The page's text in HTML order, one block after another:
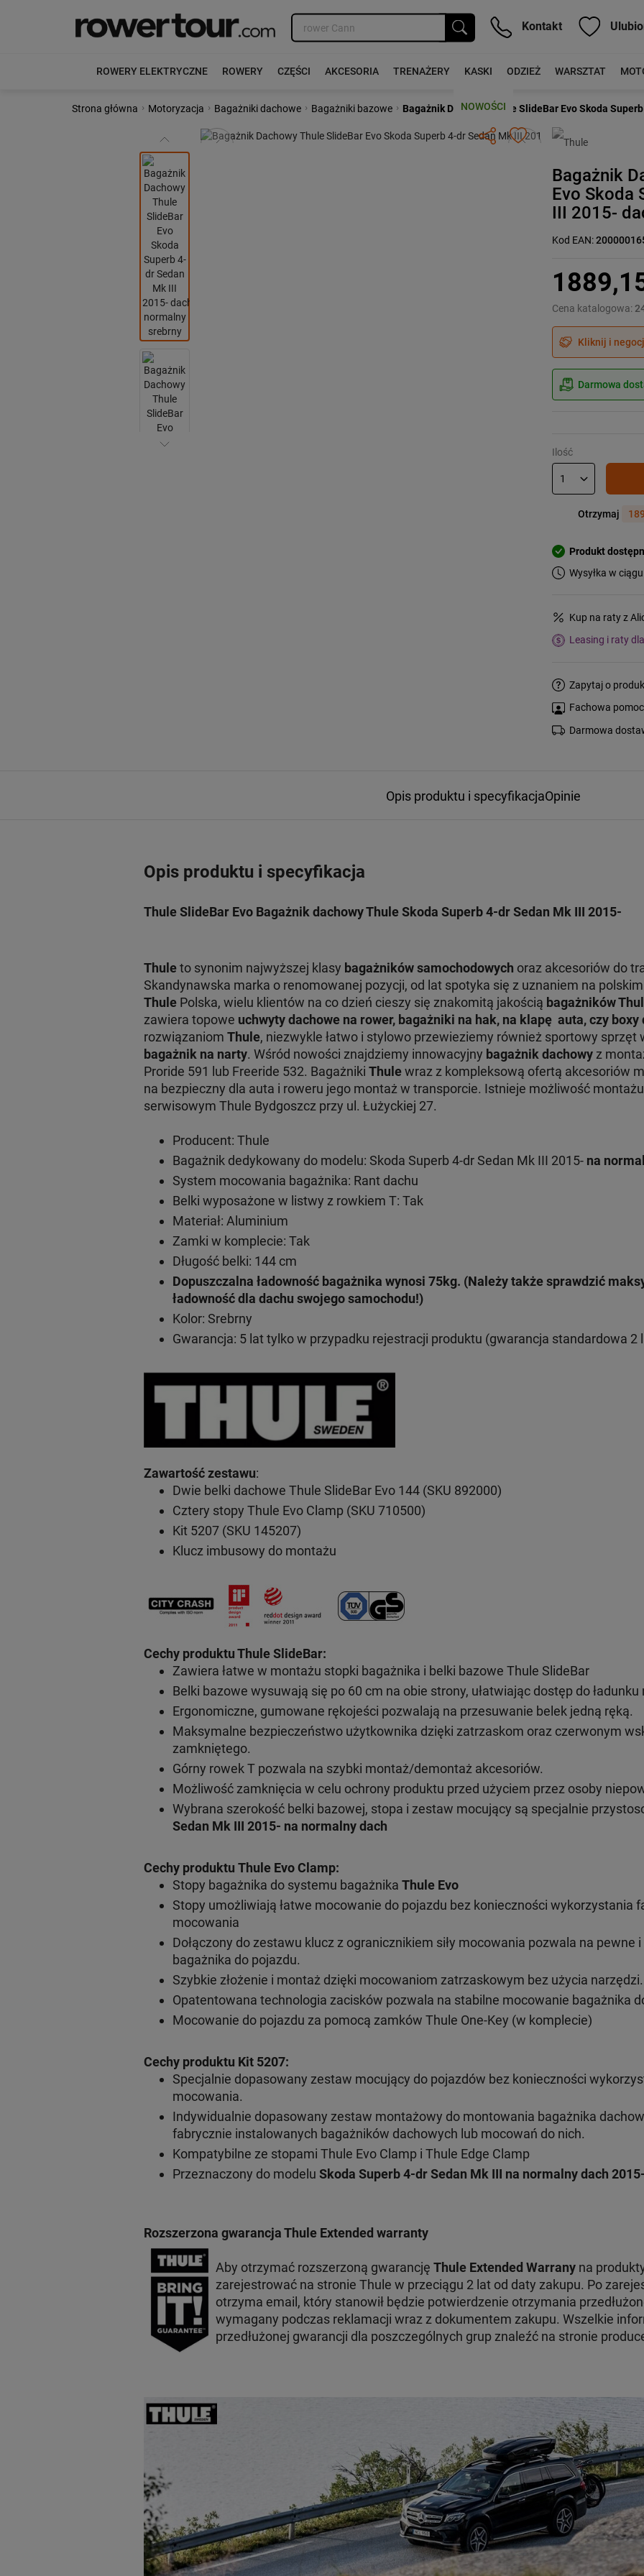
Kontakt
ROWERY ELEKTRYCZNE ROWERY CZĘŚCI AKCESORIA TRENAŻERY KASKI ODZIEŻ WARSZTAT
NOWOŚCI
Strona główna › Motoryzacja › Bagażniki dachowe › Bagażniki bazowe › Bagażnik Dachowy Thule SlideBar Evo Skoda
Poprzedni Następny
Bagażnik
Evo Skoda
III 2015-
Kod EAN:
Cena katalogowa:
Kliknij i
Darmowa
Ilość
Otrzymaj
Produkt
Wysyłka w
Kup na raty z
Leasing i raty
Zapytaj o
Fachowa
Darmowa
Opis produktu i specyfikacjaOpinie
Opis produktu i specyfikacja
Thule SlideBar Evo Bagażnik dachowy Thule Skoda Superb 4-dr Sedan Mk III 2015-
Thuleto synonim najwyższej klasy bagażników samochodowych oraz akcesoriów do
Skandynawska marka o renomowanej pozycji, od lat spotyka się z uznaniem na
ThulePolska, wielu klientów na co dzień cieszy się znakomitą jakością bagażników
zawiera topowe uchwyty dachowe na rower, bagażniki na hak, na klapę auta, czy boxy
rozwiązaniom Thule, niezwykle łatwo i stylowo przewieziemy również sportowy sprzęt
bagażnik na narty. Wśród nowości znajdziemy innowacyjny bagażnik dachowyz
Proride 591 lub Freeride 532. Bagażniki Thulewraz z kompleksową ofertą akcesoriów
na bezpieczny dla auta i roweru jego montaż w transporcie. Istnieje możliwość
serwisowym Thule Bydgoszcz przy ul. Łużyckiej 27.
Producent: Thule
Bagażnik dedykowany do modelu: Skoda Superb 4-dr Sedan Mk III 2015- na
System mocowania bagażnika: Rant dachu
Belki wyposażone w listwy z rowkiem T: Tak
Materiał: Aluminium
Zamki w komplecie: Tak
Długość belki: 144 cm
Dopuszczalna ładowność bagażnika wynosi 75kg. (Należy także sprawdzić
ładowność dla dachu swojego samochodu!)
Kolor: Srebrny
Gwarancja: 5 lat tylko w przypadku rejestracji produktu (gwarancja standardowa 2
Zawartość zestawu:
Dwie belki dachowe Thule SlideBar Evo 144 (SKU 892000)
Cztery stopy Thule Evo Clamp (SKU 710500)
Kit 5207 (SKU 145207)
Klucz imbusowy do montażu
Cechy produktu Thule SlideBar:
Zawiera łatwe w montażu stopki bagażnika i belki bazowe Thule SlideBar
Belki bazowe wysuwają się po 60 cm na obie strony, ułatwiając dostęp do
Ergonomiczne, gumowane rękojeści pozwalają na przesuwanie belek jedną ręką.
Maksymalne bezpieczeństwo użytkownika dzięki zatrzaskom oraz czerwonym
zamkniętego.
Górny rowek T pozwala na szybki montaż/demontaż akcesoriów.
Możliwość zamknięcia w celu ochrony produktu przed użyciem przez osoby
Wybrana szerokość belki bazowej, stopa i zestaw mocujący są specjalnie
Sedan Mk III 2015- na normalny dach
Cechy produktu Thule Evo Clamp:
Stopy bagażnika do systemu bagażnika Thule Evo
Stopy umożliwiają łatwe mocowanie do pojazdu bez konieczności wykorzystania
mocowania
Dołączony do zestawu klucz z ogranicznikiem siły mocowania pozwala na pewne
bagażnika do pojazdu.
Szybkie złożenie i montaż dzięki mocowaniom zatrzaskowym bez użycia narzędzi.
Opatentowana technologia zacisków pozwala na stabilne mocowanie bagażnika
Mocowanie do pojazdu za pomocą zamków Thule One-Key (w komplecie)
Cechy produktu Kit 5207:
Specjalnie dopasowany zestaw mocujący do pojazdów bez konieczności
mocowania.
Indywidualnie dopasowany zestaw montażowy do montowania bagażnika
fabrycznie instalowanych bagażników dachowych lub mocowań do nich.
Kompatybilne ze stopami Thule Evo Clamp i Thule Edge Clamp
Przeznaczony do modelu Skoda Superb 4-dr Sedan Mk III na normalny dach
Rozszerzona gwarancja Thule Extended warranty
Aby otrzymać rozszerzoną gwarancję Thule Extended Warranyna
zarejestrować na stronie Thule w przeciągu 2 lat od daty zakupu. Po
otrzyma email, który stanowił będzie potwierdzenie otrzymania
wymagany podczas reklamacji wraz z dokumentem zakupu. Wszelkie
przedłużonej gwarancji dla poszczególnych grup znaleźć na stronie